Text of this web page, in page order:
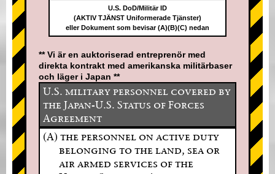
U.S. DoD/Militär ID
(AKTIV TJÄNST Uniformerade Tjänster)
eller Dokument som bevisar (A)(B)(C) nedan
** Vi är en auktoriserad entreprenör med
direkta kontrakt med amerikanska militärbaser
och läger i Japan **
U.S. military personnel covered by
the Japan-U.S. Status of Forces
Agreement
(A) the personnel on active duty
belonging to the land, sea or
air armed services of the